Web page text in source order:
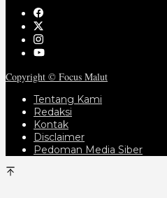
Copyright © Focus Malut
Tentang Kami
Redaksi
Kontak
Disclaimer
Pedoman Media Siber